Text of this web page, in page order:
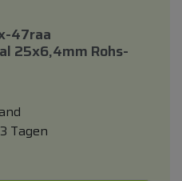
47raa
25x6,4mm Rohs-
Tagen